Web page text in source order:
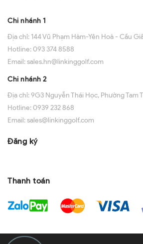
Chi nhánh 1
Địa chỉ: 144 Vũ Phạm Hàm-Yên Hoà - Cầu
Hotline:093 374 8588
Email:sales.hn@linkinggolf.com
Chi nhánh 2
Địa chỉ:9G3 Nguyễn Thái Học, Phường Tam
Hotline:0939 232 868
Email:sales@linkinggolf.com
Đăng ký
Thanh toán